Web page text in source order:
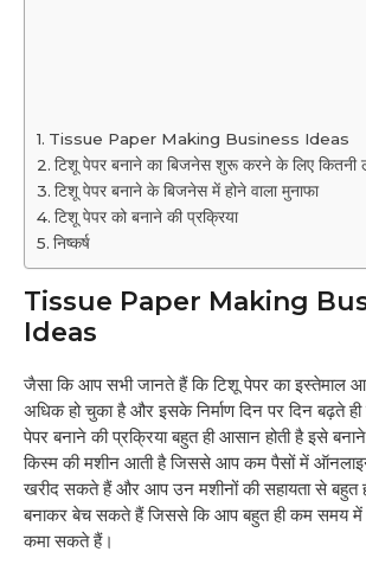
Tissue Paper Making Business Ideas
टिशू पेपर बनाने का बिजनेस शुरू करने के लिए कितनी
टिशू पेपर बनाने के बिजनेस में होने वाला मुनाफा
टिशू पेपर को बनाने की प्रक्रिया
निष्कर्ष
Tissue Paper Making
Ideas
जैसा कि आप सभी जानते हैं कि टिशू पेपर का इस्तेमाल
अधिक हो चुका है और इसके निर्माण दिन पर दिन बढ़ते
पेपर बनाने की प्रक्रिया बहुत ही आसान होती है इसे
किस्म की मशीन आती है जिससे आप कम पैसों में
खरीद सकते हैं और आप उन मशीनों की सहायता से बहुत
बनाकर बेच सकते हैं जिससे कि आप बहुत ही कम समय में
कमा सकते हैं।